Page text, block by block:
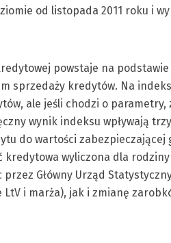
od listopada 2011 roku i
powstaje na
sprzedaży kredytów. Na
ale jeśli chodzi o
wynik indeksu wpływają
do wartości zabezpieczającej
kredytowa wyliczona dla
Główny Urząd
i marża), jak i zmianę